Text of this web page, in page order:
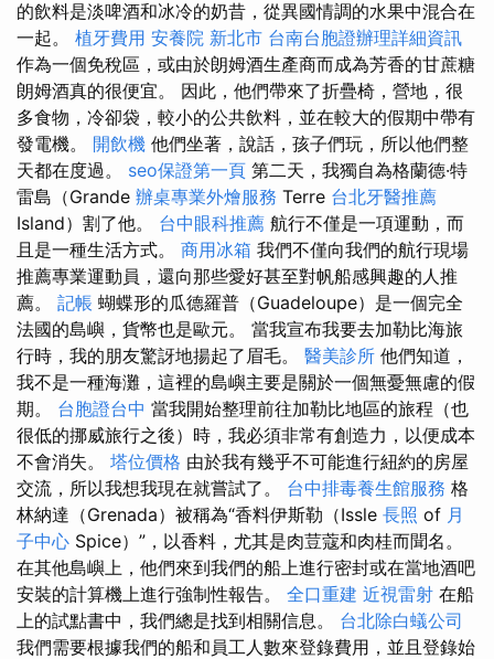
的飲料是淡啤酒和冰冷的奶昔，從異國情調的水果中混合在
一起。 植牙費用 安養院 新北市 台南台胞證辦理詳細資訊
作為一個免稅區，或由於朗姆酒生產商而成為芳香的甘蔗糖
朗姆酒真的很便宜。 因此，他們帶來了折疊椅，營地，很
多食物，冷卻袋，較小的公共飲料，並在較大的假期中帶有
發電機。 開飲機 他們坐著，說話，孩子們玩，所以他們整
天都在度過。 seo保證第一頁 第二天，我獨自為格蘭德·特
雷島（Grande 辦桌專業外燴服務 Terre 台北牙醫推薦
Island）割了他。 台中眼科推薦 航行不僅是一項運動，而
且是一種生活方式。 商用冰箱 我們不僅向我們的航行現場
推薦專業運動員，還向那些愛好甚至對帆船感興趣的人推
薦。 記帳 蝴蝶形的瓜德羅普（Guadeloupe）是一個完全
法國的島嶼，貨幣也是歐元。 當我宣布我要去加勒比海旅
行時，我的朋友驚訝地揚起了眉毛。 醫美診所 他們知道，
我不是一種海灘，這裡的島嶼主要是關於一個無憂無慮的假
期。 台胞證台中 當我開始整理前往加勒比地區的旅程（也
很低的挪威旅行之後）時，我必須非常有創造力，以便成本
不會消失。 塔位價格 由於我有幾乎不可能進行紐約的房屋
交流，所以我想我現在就嘗試了。 台中排毒養生館服務 格
林納達（Grenada）被稱為“香料伊斯勒（Issle 長照 of 月
子中心 Spice）”，以香料，尤其是肉荳蔻和肉桂而聞名。
在其他島嶼上，他們來到我們的船上進行密封或在當地酒吧
安裝的計算機上進行強制性報告。 全口重建 近視雷射 在船
上的試點書中，我們總是找到相關信息。 台北除白蟻公司
我們需要根據我們的船和員工人數來登錄費用，並且登錄始